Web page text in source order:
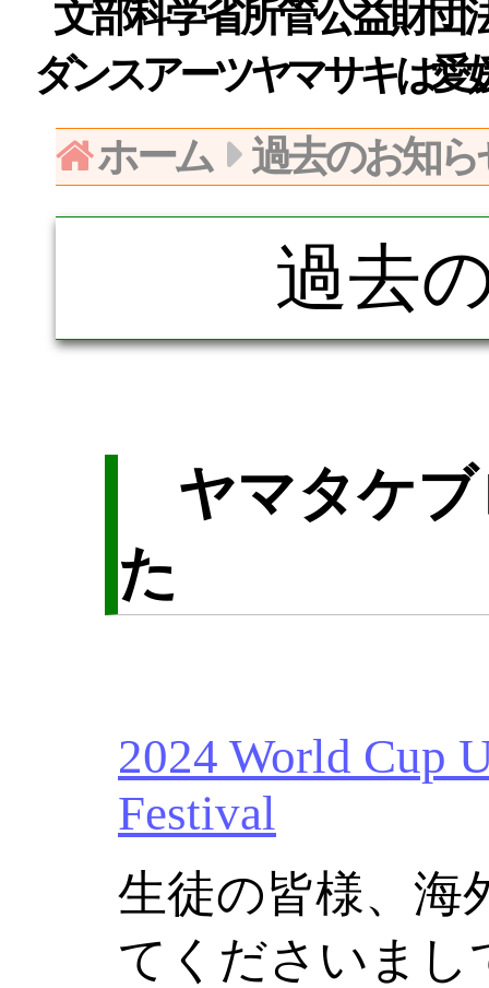
文部科学省所管公益財団
ダンスアーツヤマサキは愛
ホーム
過去のお知ら
過去
ヤマタケブ
た
2024 World Cup
Festival
生徒の皆様、海
てくださいまし